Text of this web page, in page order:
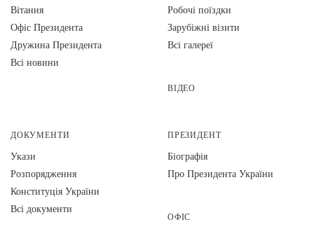
Вiтання
Офіс Президента
Дружина Президента
Всі новини
Робочі поїздки
Зарубіжні візити
Всі галереї
ВІДЕО
ДОКУМЕНТИ
Укази
Розпорядження
Конституція України
Всі документи
ПРЕЗИДЕНТ
Біографія
Про Президента України
ОФІС